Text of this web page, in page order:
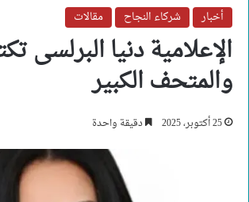
أخبار
شركاء النجاح مقالات
الإعلامية دنيا البرلسى
والمتحف الكبير
25 أكتوبر، 2025 دقيقة واحدة